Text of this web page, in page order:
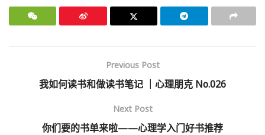
Previous Post
我如何读书和做读书笔记 ｜心理朋克 No.026
Next Post
你们要的书单来啦——心理学入门好书推荐